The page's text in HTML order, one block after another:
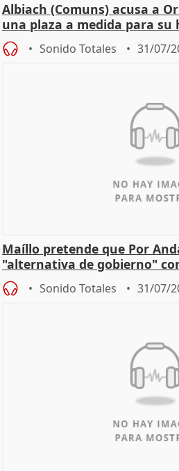
Albiach (Comuns) acusa a
una plaza a medida para su
Sonido Totales 31/07/
Maíllo pretende que Por
"alternativa de gobierno"
oposición
Sonido Totales 31/07/